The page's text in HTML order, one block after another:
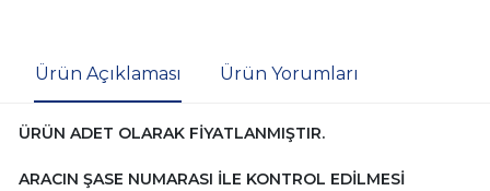
Ürün Açıklaması Ürün Yorumları
ÜRÜN ADET OLARAK FİYATLANMIŞTIR.
ARACIN ŞASE NUMARASI İLE KONTROL EDİLMESİ